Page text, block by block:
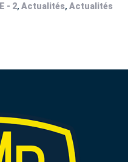
- 2, Actualités, Actualités